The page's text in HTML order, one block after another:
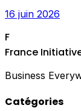
16 juin 2026
F
France
Business
Catégories